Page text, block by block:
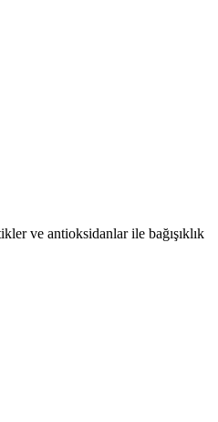
ve antioksidanlar ile bağışıklık